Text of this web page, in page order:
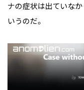
ナの症状は出ていな
いうのだ。